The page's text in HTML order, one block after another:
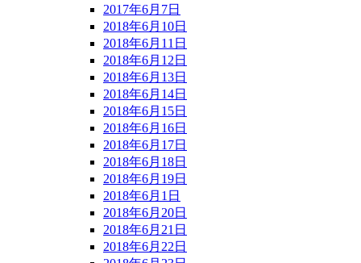
2017年6月7日
2018年6月10日
2018年6月11日
2018年6月12日
2018年6月13日
2018年6月14日
2018年6月15日
2018年6月16日
2018年6月17日
2018年6月18日
2018年6月19日
2018年6月1日
2018年6月20日
2018年6月21日
2018年6月22日